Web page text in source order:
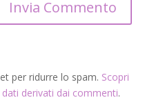
per ridurre lo spam. Scopri
derivati dai commenti.